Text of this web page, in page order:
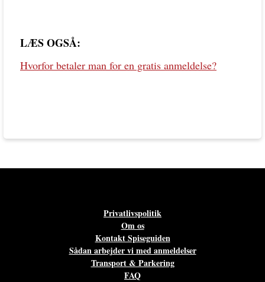
LÆS OGSÅ:
Hvorfor betaler man for en gratis anmeldelse?
Privatlivspolitik
Om os
Kontakt Spiseguiden
Sådan arbejder vi med anmeldelser
Transport & Parkering
FAQ